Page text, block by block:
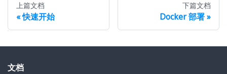
上篇文档
快速开始
下篇文档
Docker 部署
文档